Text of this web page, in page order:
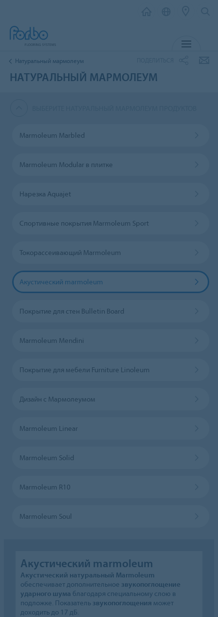
Натуральный мармолеум
НАТУРАЛЬНЫЙ МАРМОЛЕУМ
Marmoleum Marbled
Marmoleum Modular в плитке
Нарезка Aquajet
Спортивные покрытия Marmoleum Sport
Токорассеивающий Marmoleum
Акустический marmoleum
Покрытие для стен Bulletin Board
Marmoleum Mendini
Покрытие для мебели Furniture Linoleum
Дизайн с Мармолеумом
Marmoleum Linear
Marmoleum Solid
Marmoleum R10
Marmoleum Soul
Акустический marmoleum
Акустический натуральный Marmoleum
обеспечивает дополнительное звукопоглощение
ударного шума благодаря специальному слою в
подложке. Показатель звукопоглощения может
доходить до 17 дБ.